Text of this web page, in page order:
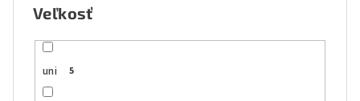
Veľkosť
uni 5